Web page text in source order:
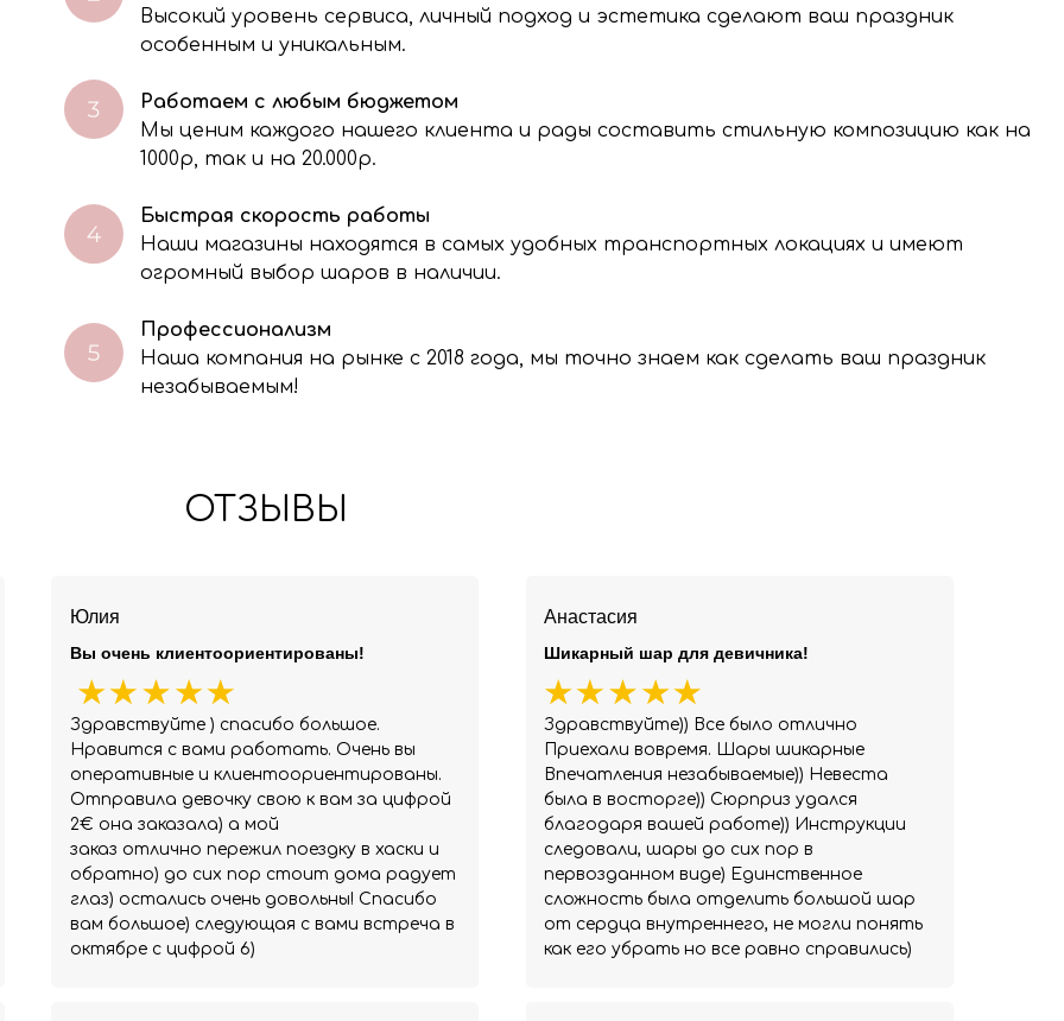
электронную форму, Вы даете согласие на обработку, сбор, хранение и передачу
Вами информации на условиях Политики обработки персональных данных.
Высокий уровень сервиса, личный подход и эстетика сделают ваш праздник
особенным и уникальным.
Работаем с любым бюджетом
Мы ценим каждого нашего клиента и рады составить стильную композицию как на
1000р, так и на 20.000р.
Быстрая скорость работы
Наши магазины находятся в самых удобных транспортных локациях и имеют
огромный выбор шаров в наличии.
Профессионализм
Наша компания на рынке с 2018 года, мы точно знаем как сделать ваш праздник
незабываемым!
ОТЗЫВЫ
Юлия
Здравствуйте ) спасибо большое.
Нравится с вами работать. Очень вы
оперативные и клиентоориентированы.
Отправила девочку свою к вам за цифрой
2€ она заказала) а мой
заказ отлично пережил поездку в хаски и
обратно) до сих пор стоит дома радует
глаз) остались очень довольны! Спасибо
вам большое) следующая с вами встреча в
октябре с цифрой 6)
Вы очень клиентоориентированы!
Анастасия
Здравствуйте)) Все было отлично
Приехали вовремя. Шары шикарные
Впечатления незабываемые)) Невеста
была в восторге)) Сюрприз удался
благодаря вашей работе)) Инструкции
следовали, шары до сих пор в
первозданном виде) Единственное
сложность была отделить большой шар
от сердца внутреннего, не могли понять
как его убрать но все равно справились)
Шикарный шар для девичника!